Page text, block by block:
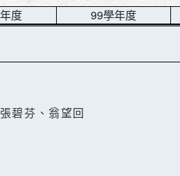
度 99學年度
碧芬、翁望回